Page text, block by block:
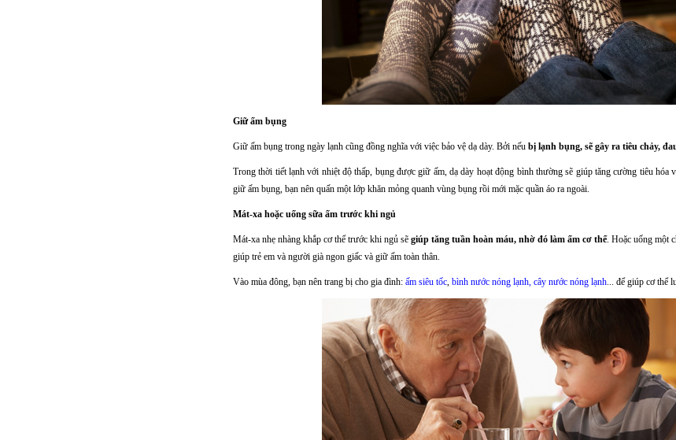
Giữ ấm bụng
Giữ ấm bụng trong ngày lạnh cũng đồng nghĩa với việc bảo vệ dạ dày. Bởi nếu bị lạnh bụng, sẽ gây ra tiêu chảy,
Trong thời tiết lạnh với nhiệt độ thấp, bụng được giữ ấm, dạ dày hoạt động bình thường sẽ giúp tăng cường tiêu hóa
giữ ấm bụng, bạn nên quấn một lớp khăn mỏng quanh vùng bụng rồi mới mặc quần áo ra ngoài.
Mát-xa hoặc uống sữa ấm trước khi ngủ
Mát-xa nhẹ nhàng khắp cơ thể trước khi ngủ sẽ giúp tăng tuần hoàn máu, nhờ đó làm ấm cơ thể. Hoặc uống một
giúp trẻ em và người già ngon giấc và giữ ấm toàn thân.
Vào mùa đông, bạn nên trang bị cho gia đình: ấm siêu tốc, bình nước nóng lạnh, cây nước nóng lạnh... để giúp cơ thể